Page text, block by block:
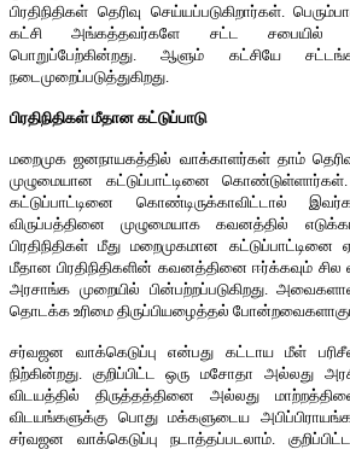
பிரதிநிதிகள் தெரிவு செய்யப்படுகிறார்கள்.
கட்சி அங்கத்தவர்களே சட்ட சபையில்
பொறுப்பேற்கின்றது. ஆளும் கட்சியே
நடைமுறைப்படுத்துகிறது.
பிரதிநிதிகள் மீதான கட்டுப்பாடு
மறைமுக ஜனநாயகத்தில் வாக்காளர்கள் தாம் தெரிவு
முழுமையான கட்டுப்பாட்டினை கொண்டுள்ளார்கள்.
கட்டுப்பாட்டினை கொண்டிருக்காவிட்டால்
விருப்பத்தினை முழுமையாக கவனத்தில்
பிரதிநிதிகள் மீது மறைமுகமான கட்டுப்பாட்டினை
மீதான பிரதிநிதிகளின் கவனத்தினை ஈர்க்கவும்
அரசாங்க முறையில் பின்பற்றப்படுகிறது.
தொடக்க உரிமை திருப்பியழைத்தல்
சர்வஜன வாக்கெடுப்பு என்பது கட்டாய மீள்
நிற்கின்றது. குறிப்பிட்ட ஒரு மசோதா அல்லது
விடயத்தில் திருத்தத்தினை அல்லது
விடயங்களுக்கு பொது மக்களுடைய
சர்வஜன வாக்கெடுப்பு நடாத்தப்படலாம்.